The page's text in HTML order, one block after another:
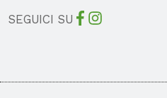
SEGUICI SU